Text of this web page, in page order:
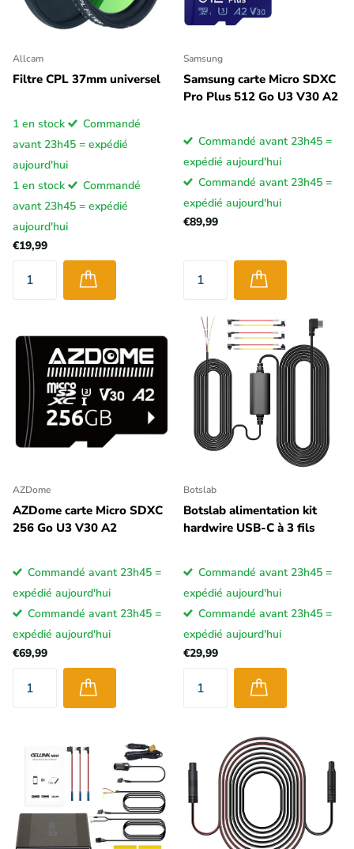
Allcam
Filtre CPL 37mm universel
1 en stock
Commandé
avant 23h45 = expédié
aujourd'hui
1 en stock
Commandé
avant 23h45 = expédié
aujourd'hui
€19,99
Samsung
Samsung carte Micro SDXC
Pro Plus 512 Go U3 V30 A2
Commandé avant 23h45 =
expédié aujourd'hui
Commandé avant 23h45 =
expédié aujourd'hui
€89,99
AZDome
AZDome carte Micro SDXC
256 Go U3 V30 A2
Commandé avant 23h45 =
expédié aujourd'hui
Commandé avant 23h45 =
expédié aujourd'hui
€69,99
Botslab
Botslab alimentation kit
hardwire USB-C à 3 fils
Commandé avant 23h45 =
expédié aujourd'hui
Commandé avant 23h45 =
expédié aujourd'hui
€29,99